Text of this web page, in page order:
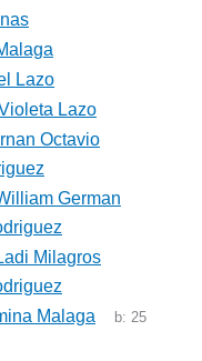
Lazo
Lazo
Octavio
German
Milagros
Malaga b:25